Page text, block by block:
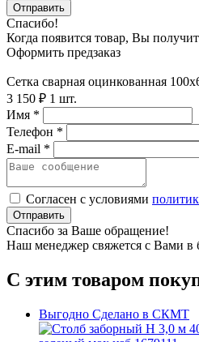
Отправить
Спасибо!
Когда появится товар, Вы
Оформить предзаказ
Сетка сварная оцинкованная
3 150 ₽ 1 шт.
Имя *
Телефон *
E-mail *
Согласен с условиями
Отправить
Спасибо за Ваше обращение!
Наш менеджер свяжется с Вами в
С этим товаром
Выгодно Сделано в СКМТ